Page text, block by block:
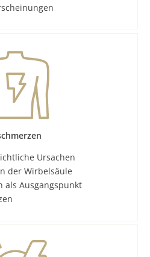
Ursachen
der Wirbelsäule
als Ausgangspunkt